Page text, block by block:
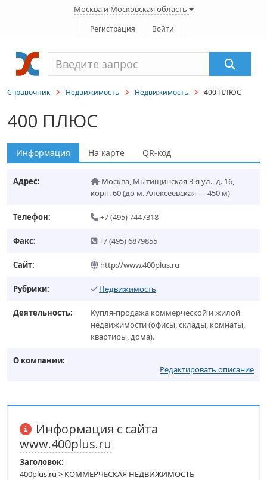
Москва и Московская область
Регистрация Войти
Справочник Недвижимость Недвижимость 400 ПЛЮС
400 ПЛЮС
Информация На карте QR-код
Адрес: Москва, Мытищинская 3-я ул., д. 16,
корп. 60(до м. Алексеевская — 450 м)
Телефон: +7 (495) 7447318
Факс: +7 (495) 6879855
Сайт: http://www.400plus.ru
Рубрики: Недвижимость
Деятельность:
Купля-продажа коммерческой и жилой
недвижимости (офисы, склады, комнаты,
квартиры, дома).
О компании:
Редактировать описание
Информация с сайта
www.400plus.ru
Заголовок:
400plus.ru > КОММЕРЧЕСКАЯ НЕДВИЖИМОСТЬ